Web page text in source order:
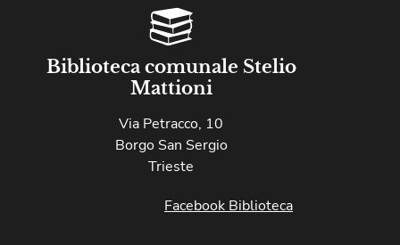
Biblioteca comunale Stelio
Mattioni
Via Petracco, 10
Borgo San Sergio
Trieste
Facebook Biblioteca